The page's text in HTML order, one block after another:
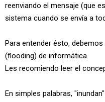
reenviando el mensaje (que
sistema cuando se envía a
Para entender ésto,
(flooding) de informática.
Les recomiendo leer el
En simples palabras,